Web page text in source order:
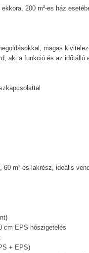
200 m²-es ház
magas
aki a funkció és az
60 m²-es lakrész, ideális
cm EPS hőszigetelés
+ EPS)